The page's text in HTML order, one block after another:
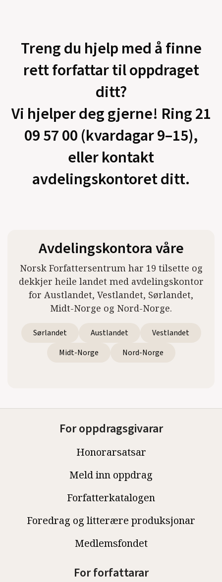
Treng du hjelp med å finne
rett forfattar til oppdraget
ditt?
Vi hjelper deg gjerne! Ring 21
09 57 00 (kvardagar 9–15),
eller kontakt
avdelingskontoret ditt.
Avdelingskontora våre
Norsk Forfattersentrum har 19 tilsette og
dekkjer heile landet med avdelingskontor
for Austlandet, Vestlandet, Sørlandet,
Midt-Norge og Nord-Norge.
Sørlandet Austlandet
Vestlandet
Midt-Norge
Nord-Norge
For oppdragsgivarar
Honorarsatsar
Meld inn oppdrag
Forfatterkatalogen
Foredrag og litterære produksjonar
Medlemsfondet
For forfattarar